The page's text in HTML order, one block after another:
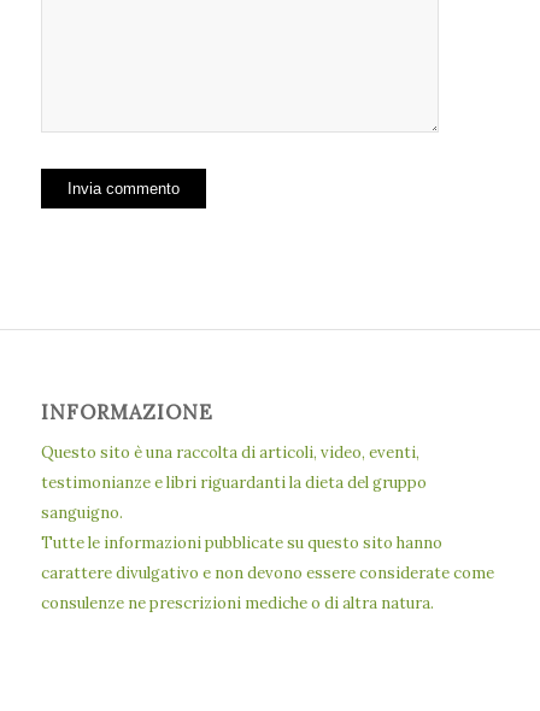
INFORMAZIONE
Questo sito è una raccolta di articoli, video, eventi,
testimonianze e libri riguardanti la dieta del gruppo
sanguigno.
Tutte le informazioni pubblicate su questo sito hanno
carattere divulgativo e non devono essere considerate come
consulenze ne prescrizioni mediche o di altra natura.